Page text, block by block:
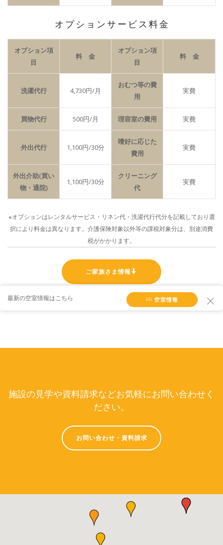
オプションサービス料金
オプション項
目
料 金
オプション項
目
料 金
洗濯代行 4,730円/月
おむつ等の費
用
実費
買物代行 500円/月 理容室の費用 実費
外出代行 1,100円/30分
嗜好に応じた
費用
実費
外出介助(買い
物・通院)
1,100円/30分
クリーニング
代
実費
※オプションはレンタルサービス・リネン代・洗濯代行代分を記載しており選
択により料金は異なります。 介護保険対象以外等の課税対象分は、別途消費
税がかかります。
ご家族さま情報
施設の見学や資料請求などお気軽にお問い合わせく
ださい。
お問い合わせ・資料請求
最新の空室情報はこちら 空室情報